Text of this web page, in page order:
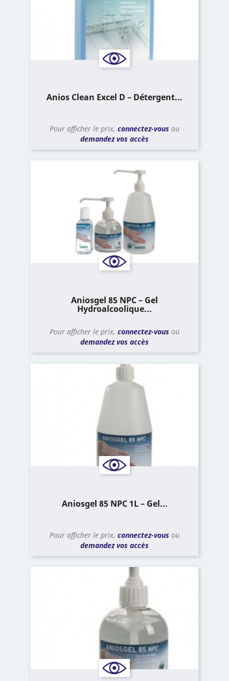
Anios Clean Excel D – Détergent...
Pour afficher le prix, connectez-vous ou
demandez vos accès
Aniosgel 85 NPC – Gel
Hydroalcoolique...
Pour afficher le prix, connectez-vous ou
demandez vos accès
Aniosgel 85 NPC 1L – Gel...
Pour afficher le prix, connectez-vous ou
demandez vos accès